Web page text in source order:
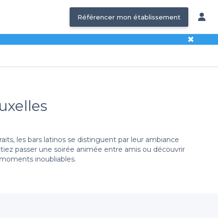
Référencer mon établissement
✖
les bars latinos se distinguent par leur ambiance
passer une soirée animée entre amis ou découvrir
inoubliables.
permet de
des mojitos rafraîchissants ou profiter d'un apéritif